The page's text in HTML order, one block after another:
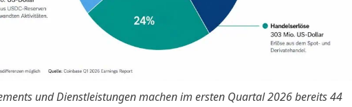
und Dienstleistungen machen im ersten Quartal 2026 bereits 44